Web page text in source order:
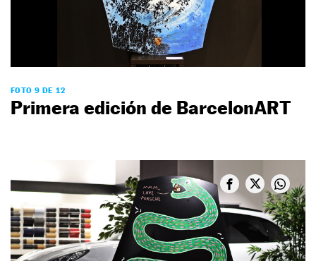
FOTO 9 DE 12
Primera edición de BarcelonART